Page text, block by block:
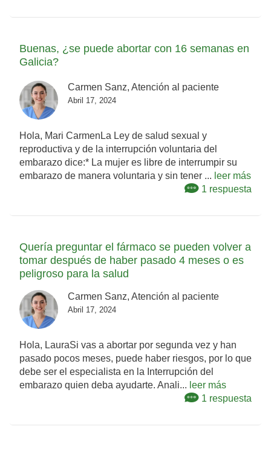
Buenas, ¿se puede abortar con 16 semanas en
Galicia?
Carmen Sanz, Atención al paciente
Abril 17, 2024
Hola, Mari CarmenLa Ley de salud sexual y
reproductiva y de la interrupción voluntaria del
embarazo dice:* La mujer es libre de interrumpir su
embarazo de manera voluntaria y sin tener ... leer más
1 respuesta
Quería preguntar el fármaco se pueden volver a
tomar después de haber pasado 4 meses o es
peligroso para la salud
Carmen Sanz, Atención al paciente
Abril 17, 2024
Hola, LauraSi vas a abortar por segunda vez y han
pasado pocos meses, puede haber riesgos, por lo que
debe ser el especialista en la Interrupción del
embarazo quien deba ayudarte. Anali... leer más
1 respuesta